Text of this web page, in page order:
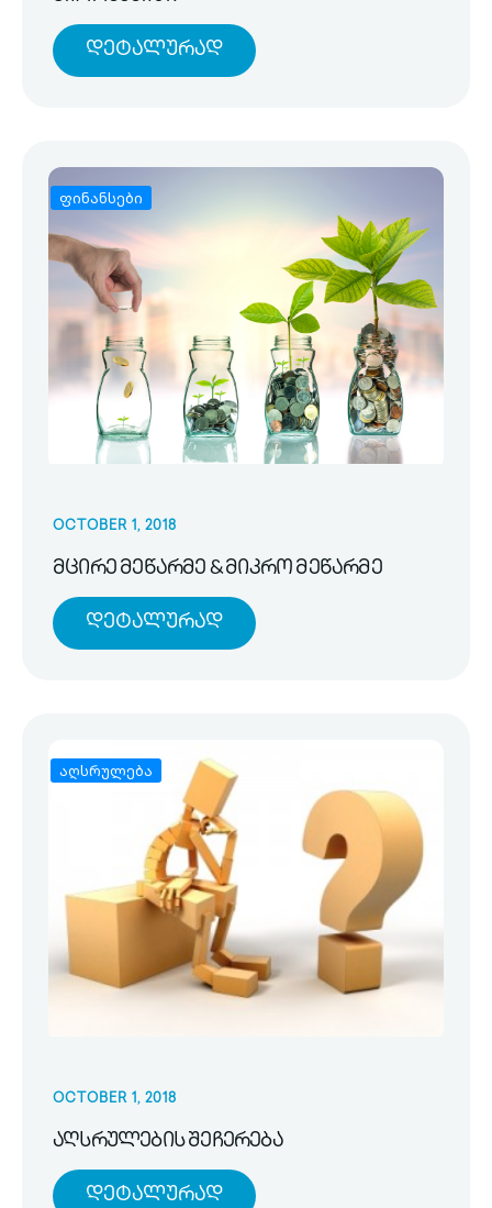
Დეტალურად
ფინანსები
OCTOBER 1, 2018
მცირე მეწარმე & მიკრო მეწარმე
Დეტალურად
აღსრულება
OCTOBER 1, 2018
აღსრულების შეჩერება
Დეტალურად